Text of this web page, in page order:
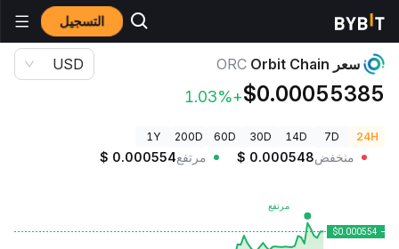
التسجيل أسعار العملات الرقمية
سعر Orbit Chain ORC
$0.00055385
+1.03%
USD
24H
7D
14D
30D
60D
200D
1Y
منخفض $ 0.000548 مرتفع $ 0.000554